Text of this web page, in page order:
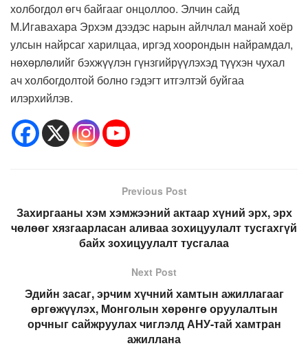
холбогдол өгч байгааг онцоллоо. Элчин сайд
М.Игавахара Эрхэм дээдэс нарын айлчлал манай хоёр
улсын найрсаг харилцаа, иргэд хоорондын найрамдал,
нөхөрлөлийг бэхжүүлэн гүнзгийрүүлэхэд түүхэн чухал
ач холбогдолтой болно гэдэгт итгэлтэй буйгаа
илэрхийлэв.
Previous Post
Захиргааны хэм хэмжээний актаар хүний эрх, эрх
чөлөөг хязгаарласан аливаа зохицуулалт тусгахгүй
байх зохицуулалт тусгалаа
Next Post
Эдийн засаг, эрчим хүчний хамтын ажиллагааг
өргөжүүлэх, Монголын хөрөнгө оруулалтын
орчныг сайжруулах чиглэлд АНУ-тай хамтран
ажиллана